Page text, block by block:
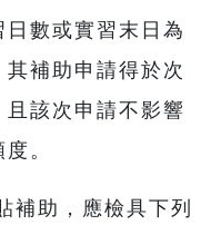
日數或實習末日為
補助申請得於次
該次申請不影響
。
補助，應檢具下列